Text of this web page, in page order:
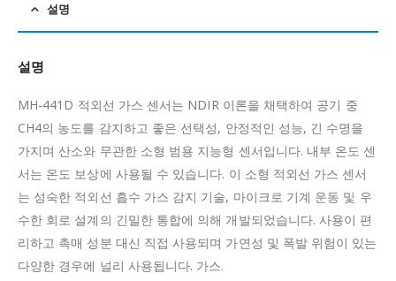
설명
설명
MH-441D 적외선 가스 센서는 NDIR 이론을 채택하여 공기 중
CH4의 농도를 감지하고 좋은 선택성, 안정적인 성능, 긴 수명을
가지며 산소와 무관한 소형 범용 지능형 센서입니다. 내부 온도 센
서는 온도 보상에 사용될 수 있습니다. 이 소형 적외선 가스 센서
는 성숙한 적외선 흡수 가스 감지 기술, 마이크로 기계 운동 및 우
수한 회로 설계의 긴밀한 통합에 의해 개발되었습니다. 사용이 편
리하고 촉매 성분 대신 직접 사용되며 가연성 및 폭발 위험이 있는
다양한 경우에 널리 사용됩니다. 가스.